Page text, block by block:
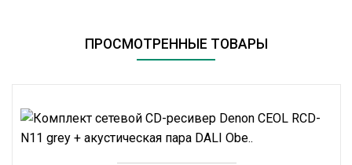
ПРОСМОТРЕННЫЕ ТОВАРЫ